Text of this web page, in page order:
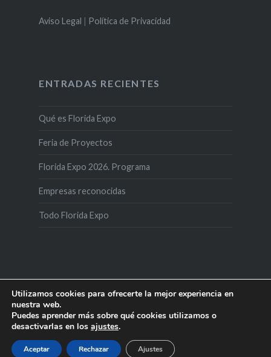
Aviso Legal | Política de Privacidad
ENTRADAS RECIENTES
Qué es Florida Expo
Feria de Proyectos
Florida Expo 2026. Programa
Empresas reconocidas
Todo Florida Expo
Creado con WordPress
WordPress.com.
Utilizamos cookies para ofrecerte la mejor experiencia en
nuestra web.
Puedes aprender más sobre qué cookies utilizamos o
desactivarlas en los ajustes.
Aceptar Rechazar Ajustes